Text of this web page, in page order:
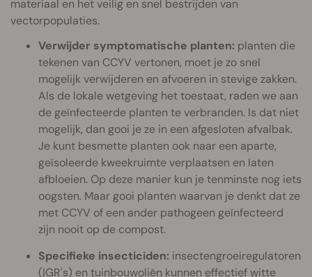
materiaal en het veilig en snel bestrijden van
vectorpopulaties.
Verwijder symptomatische planten: planten die
tekenen van CCYV vertonen, moet je zo snel
mogelijk verwijderen en afvoeren in stevige zakken.
Als de lokale wetgeving het toestaat, raden we aan
de geïnfecteerde planten te verbranden. Is dat niet
mogelijk, dan gooi je ze in een afgesloten afvalbak.
Je kunt besmette planten ook naar een aparte,
geïsoleerde kweekruimte verplaatsen en laten
afbloeien. Op deze manier kun je tenminste nog iets
oogsten. Maar gooi planten waarvan je denkt dat ze
met CCYV of een ander pathogeen geïnfecteerd
zijn nooit op de compost.
Specifieke insecticiden: insectengroeiregulatoren
(IGR's) en tuinbouwoliën kunnen effectief witte